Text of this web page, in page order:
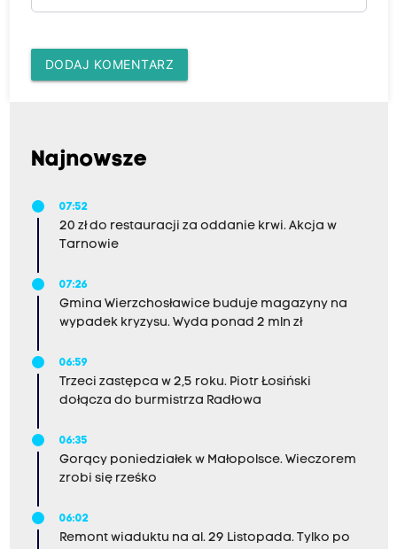
DODAJ KOMENTARZ
Najnowsze
07:52
20 zł do restauracji za oddanie krwi. Akcja w
Tarnowie
07:26
Gmina Wierzchosławice buduje magazyny na
wypadek kryzysu. Wyda ponad 2 mln zł
06:59
Trzeci zastępca w 2,5 roku. Piotr Łosiński
dołącza do burmistrza Radłowa
06:35
Gorący poniedziałek w Małopolsce. Wieczorem
zrobi się rześko
06:02
Remont wiaduktu na al. 29 Listopada. Tylko po